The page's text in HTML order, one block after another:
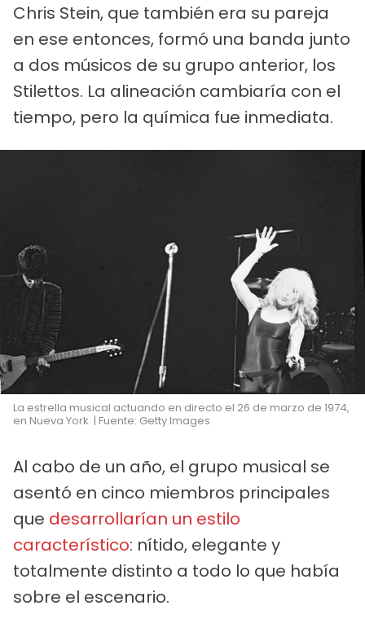
Chris Stein, que también era su pareja
en ese entonces, formó una banda junto
a dos músicos de su grupo anterior, los
Stilettos. La alineación cambiaría con el
tiempo, pero la química fue inmediata.
La estrella musical actuando en directo el 26 de marzo de 1974,
en Nueva York. | Fuente: Getty Images
Al cabo de un año, el grupo musical se
asentó en cinco miembros principales
que desarrollarían un estilo
característico: nítido, elegante y
totalmente distinto a todo lo que había
sobre el escenario.